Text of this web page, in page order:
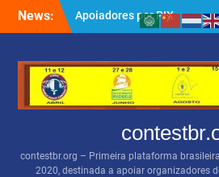
News:
BSBVHF – Resultados
anteriores
Apoiadores por PIX
contestbr.org – Primeira plataforma
2020, destinada a apoiar organizadores